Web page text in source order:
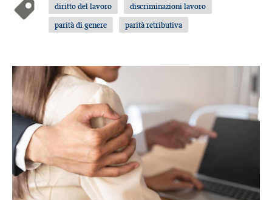
diritto del lavoro
discriminazioni lavoro
parità di genere
parità retributiva